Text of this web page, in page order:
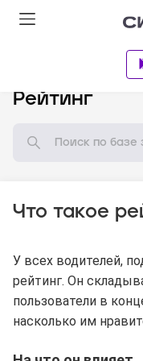
Рейтинг
Что такое
У всех водителей,
рейтинг. Он
пользователи в
насколько им